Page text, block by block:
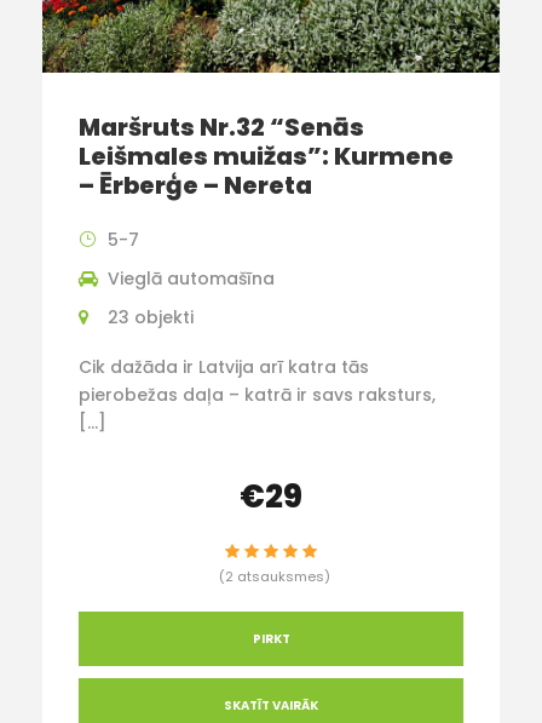
Maršruts Nr.32 “Senās
Leišmales muižas”: Kurmene
– Ērberģe – Nereta
5-7
Vieglā automašīna
23 objekti
Cik dažāda ir Latvija arī katra tās
pierobežas daļa – katrā ir savs raksturs,
[…]
€29
(2 atsauksmes)
PIRKT
SKATĪT VAIRĀK